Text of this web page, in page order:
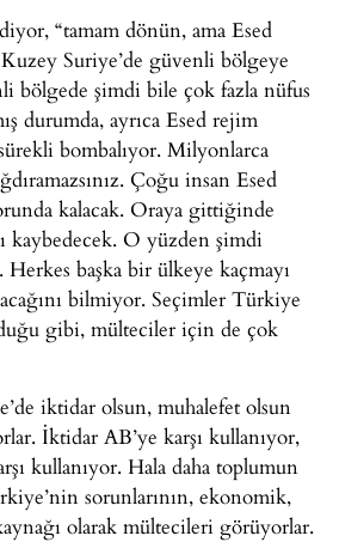
“tamam dönün, ama Esed
Suriye’de güvenli bölgeye
bölgede şimdi bile çok fazla nüfus
durumda, ayrıca Esed rejim
bombalıyor. Milyonlarca
Çoğu insan Esed
kalacak. Oraya gittiğinde
kaybedecek. O yüzden şimdi
başka bir ülkeye kaçmayı
bilmiyor. Seçimler Türkiye
gibi, mülteciler için de çok
iktidar olsun, muhalefet olsun
İktidar AB’ye karşı kullanıyor,
kullanıyor. Hala daha toplumun
sorunlarının, ekonomik,
olarak mültecileri görüyorlar.